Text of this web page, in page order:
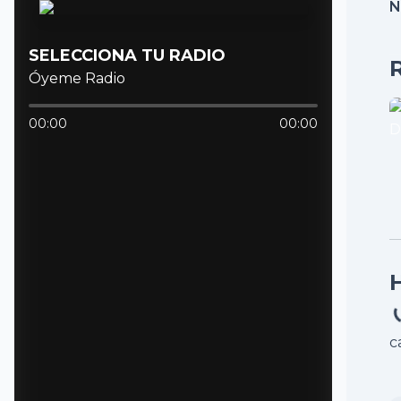
SELECCIONA TU RADIO
Óyeme Radio
00:00 00:00